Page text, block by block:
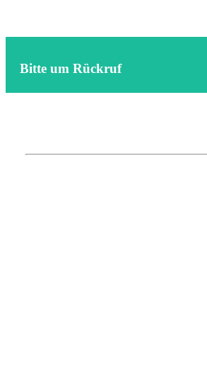
Bitte um Rückruf